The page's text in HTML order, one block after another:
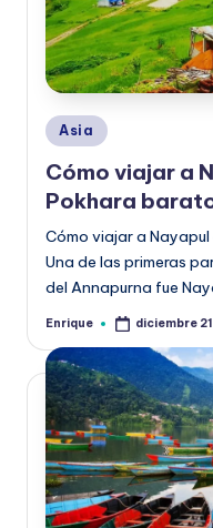
Publicado
en
Asia
Cómo viajar a
Pokhara
Cómo viajar a
Una de las primeras
del Annapurna fue
Publicado
Enrique diciembre